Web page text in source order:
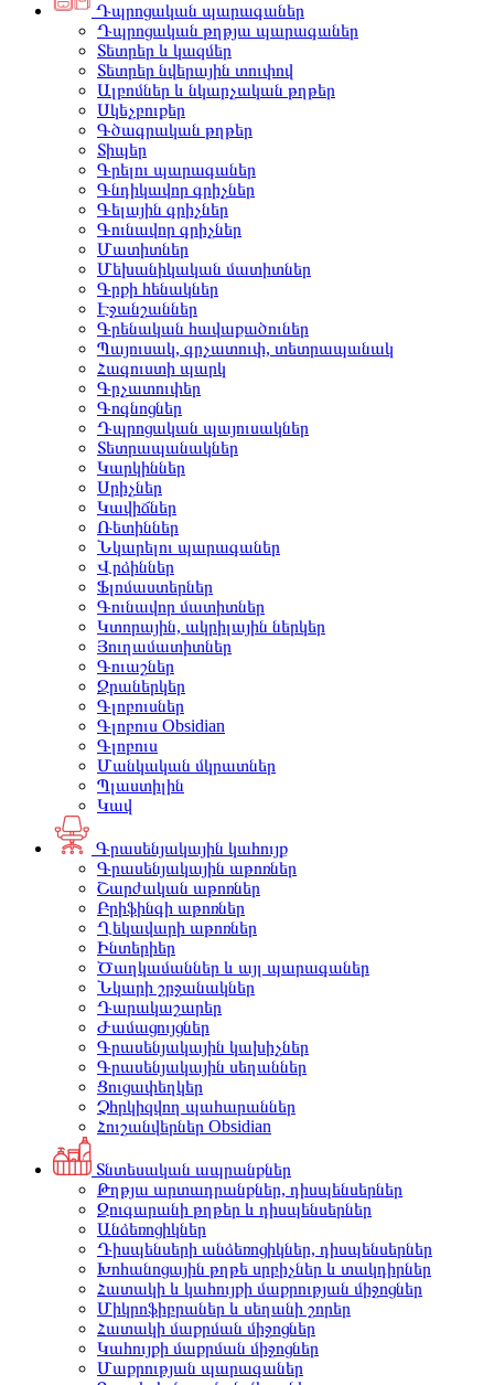
Դպրոցական պարագաներ
Դպրոցական թղթյա պարագաներ
Տետրեր և կազմեր
Տետրեր նվերային տուփով
Ալբոմներ և նկարչական թղթեր
Սկեչբուքեր
Գծագրական թղթեր
Տիպեր
Գրելու պարագաներ
Գնդիկավոր գրիչներ
Գելային գրիչներ
Գունավոր գրիչներ
Մատիտներ
Մեխանիկական մատիտներ
Գրքի հենակներ
Էջանշաններ
Գրենական հավաքածուներ
Պայուսակ, գրչատուփ, տետրապանակ
Հագուստի պարկ
Գրչատուփեր
Գոգնոցներ
Դպրոցական պայուսակներ
Տետրապանակներ
Կարկիններ
Սրիչներ
Կավիճներ
Ռետիններ
Նկարելու պարագաներ
Վրձիններ
Ֆլոմաստերներ
Գունավոր մատիտներ
Կտորային, ակրիլային ներկեր
Յուղամատիտներ
Գուաշներ
Ջրաներկեր
Գլոբուսներ
Գլոբուս Obsidian
Գլոբուս
Մանկական մկրատներ
Պլաստիլին
Կավ
Գրասենյակային կահույք
Գրասենյակային աթոռներ
Շարժական աթոռներ
Բրիֆինգի աթոռներ
Ղեկավարի աթոռներ
Ինտերիեր
Ծաղկամաններ և այլ պարագաներ
Նկարի շրջանակներ
Դարակաշարեր
Ժամացույցներ
Գրասենյակային կախիչներ
Գրասենյակային սեղաններ
Ցուցափեղկեր
Չհրկիզվող պահարաններ
Հուշանվերներ Obsidian
Տնտեսական ապրանքներ
Թղթյա արտադրանքներ, դիսպենսերներ
Զուգարանի թղթեր և դիսպենսերներ
Անձեռոցիկներ
Դիսպենսերի անձեռոցիկներ, դիսպենսերներ
Խոհանոցային թղթե սրբիչներ և տակդիրներ
Հատակի և կահույքի մաքրության միջոցներ
Միկրոֆիբրաներ և սեղանի շորեր
Հատակի մաքրման միջոցներ
Կահույքի մաքրման միջոցներ
Մաքրության պարագաներ